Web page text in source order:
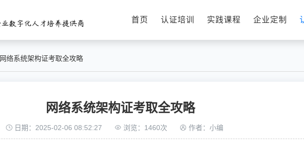
首页 认证培训 实践课程 企业定制
网络系统架构证考取全攻略
网络系统架构证考取全攻略
日期：2025-02-06 08:52:27 浏览：1460次 作者：小编